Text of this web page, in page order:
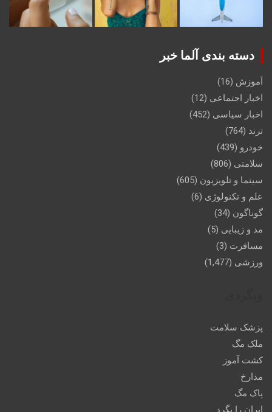
دسته بندی آلما خبر
آموزش (16)
اخبار اجتماعی (12)
اخبار سیاسی (452)
ترند (764)
خودرو (439)
سلامتی (806)
سینما و تلویزیون (605)
علم و تکنولوژی (6)
گوناگون (34)
مد و زیبایی (5)
مسافرت (3)
ورزشی (1,477)
پزشک سلامت
ملک مگ
کشت آموز
مدارخ
پاک مگ